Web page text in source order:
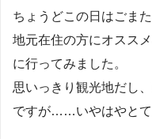
ちょうどこの日はごま
地元在住の方にオスス
に行ってみました。
思いっきり観光地だし
ですが……いやはやと